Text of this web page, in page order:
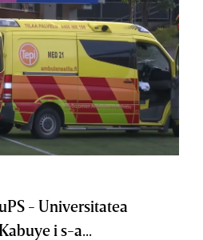
- Universitatea
i s-a...